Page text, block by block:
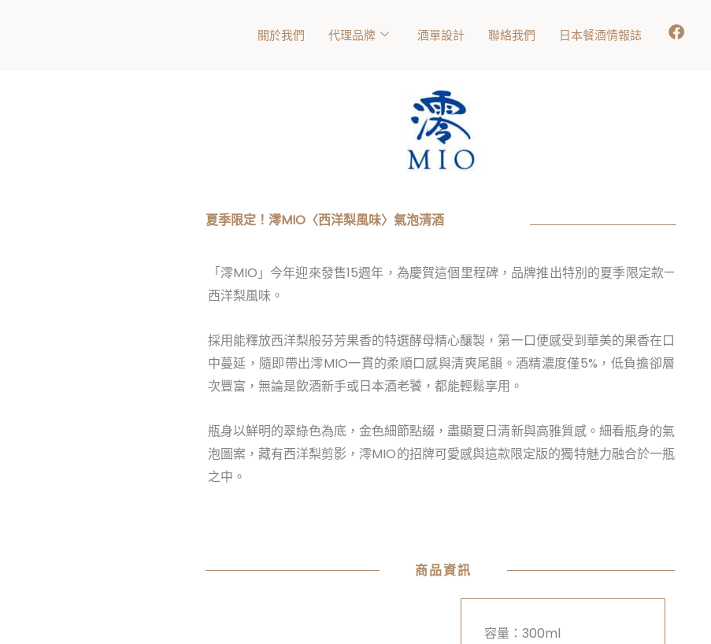
關於我們 代理品牌 酒單設計 聯絡我們 日本餐酒情報誌
夏季限定！澪MIO〈西洋梨風味〉氣泡清酒
「澪MIO」今年迎來發售15週年，為慶賀這個里程碑，品牌推出特別的夏季限定款—
西洋梨風味。
採用能釋放西洋梨般芬芳果香的特選酵母精心釀製，第一口便感受到華美的果香在口
中蔓延，隨即帶出澪MIO一貫的柔順口感與清爽尾韻。酒精濃度僅5%，低負擔卻層
次豐富，無論是飲酒新手或日本酒老饕，都能輕鬆享用。
瓶身以鮮明的翠綠色為底，金色細節點綴，盡顯夏日清新與高雅質感。細看瓶身的氣
泡圖案，藏有西洋梨剪影，澪MIO的招牌可愛感與這款限定版的獨特魅力融合於一瓶
之中。
商品資訊
容量：300ml